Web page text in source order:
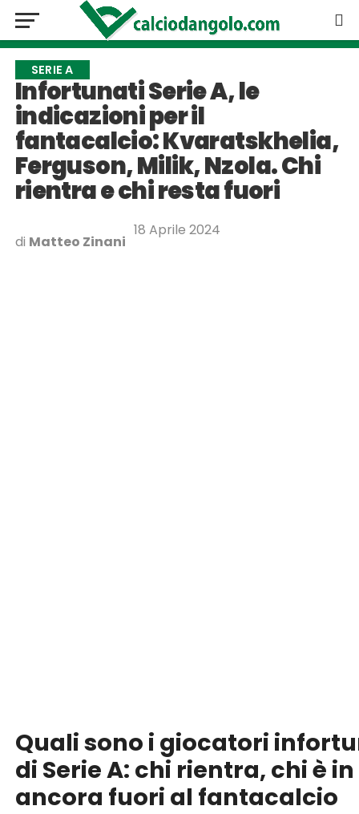
SERIE A
Infortunati Serie A, le
indicazioni per il
fantacalcio: Kvaratskhelia,
Ferguson, Milik, Nzola. Chi
rientra e chi resta fuori
di Matteo Zinani
18 Aprile 2024
Quali sono i giocatori
di Serie A: chi rientra, chi è
ancora fuori al fantacalcio